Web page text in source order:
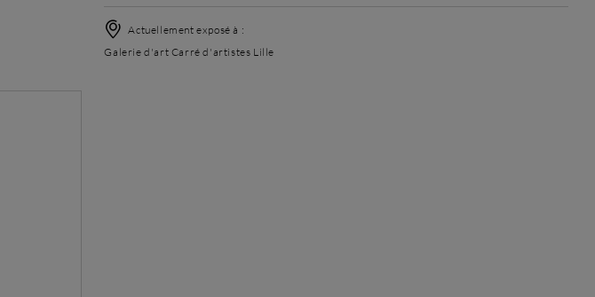
Actuellement exposé à :
Galerie d'art Carré d'artistes Lille